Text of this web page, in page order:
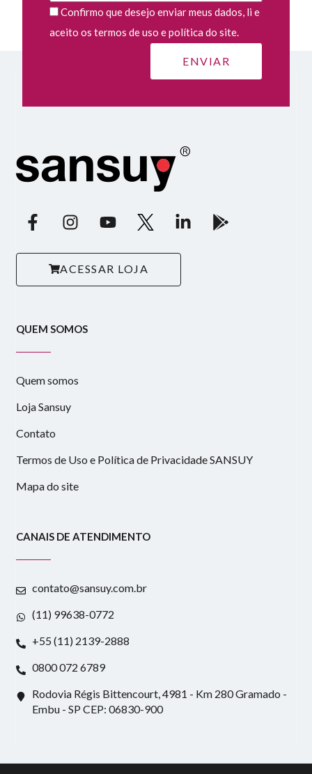
Confirmo que desejo enviar meus dados, li e
aceito os termos de uso e política do site.
ACESSAR LOJA
QUEM SOMOS
Quem somos
Loja Sansuy
Contato
Termos de Uso e Política de Privacidade SANSUY
Mapa do site
CANAIS DE ATENDIMENTO
contato@sansuy.com.br
(11) 99638-0772
+55 (11) 2139-2888
0800 072 6789
Rodovia Régis Bittencourt, 4981 - Km 280 Gramado -
Embu - SP CEP: 06830-900